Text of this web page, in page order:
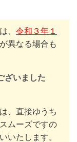
、 令和３年１
異なる場合も
ざいました
、直接ゆうち
ムーズですの
いたします。